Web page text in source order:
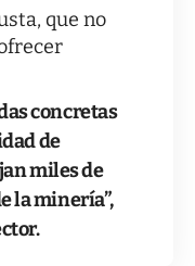
que no
concretas
de
miles de
la minería”,